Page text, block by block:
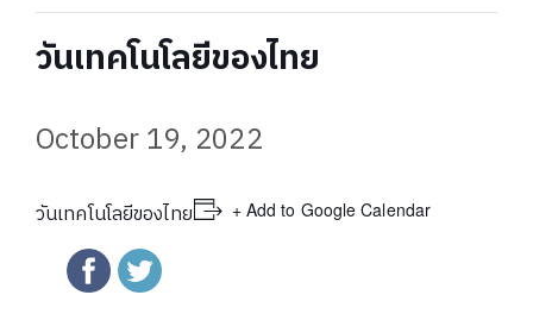
วันเทคโนโลยีของไทย
October 19, 2022
วันเทคโนโลยีของไทย + Add to Google Calendar